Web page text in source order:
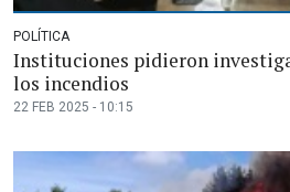
POLÍTICA
Instituciones pidieron
los incendios
22 FEB 2025 - 10:15